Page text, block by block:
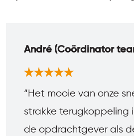
André (Coördinator
“Het mooie van onze
strakke terugkoppeling
de opdrachtgever als